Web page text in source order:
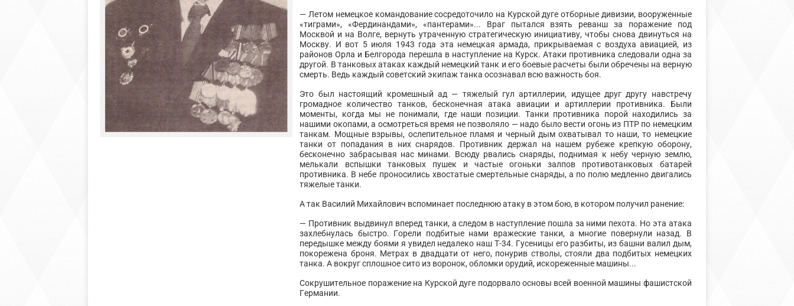
— Летом немецкое командование сосредоточило на Курской дуге отборные дивизии, вооруженные
«тиграми», «Фердинандами», «пантерами»... Враг пытался взять реванш за поражение под
Москвой и на Волге, вернуть утраченную стратегическую инициативу, чтобы снова двинуться на
Москву. И вот 5 июля 1943 года эта немецкая армада, прикрываемая с воздуха авиацией, из
районов Орла и Белгорода перешла в наступление на Курск. Атаки противника следовали одна за
другой. В танковых атаках каждый немецкий танк и его боевые расчеты были обречены на верную
смерть. Ведь каждый советский экипаж танка осознавал всю важность боя.
Это был настоящий кромешный ад — тяжелый гул артиллерии, идущее друг другу навстречу
громадное количество танков, бесконечная атака авиации и артиллерии противника. Были
моменты, когда мы не понимали, где наши позиции. Танки противника порой находились за
нашими окопами, а осмотреться время не позволяло — надо было вести огонь из ПТР по немецким
танкам. Мощные взрывы, ослепительное пламя и черный дым охватывал то наши, то немецкие
танки от попадания в них снарядов. Противник держал на нашем рубеже крепкую оборону,
бесконечно забрасывая нас минами. Всюду рвались снаряды, поднимая к небу черную землю,
мелькали вспышки танковых пушек и частые огоньки залпов противотанковых батарей
противника. В небе проносились хвостатые смертельные снаряды, а по полю медленно двигались
тяжелые танки.
А так Василий Михайлович вспоминает последнюю атаку в этом бою, в котором получил ранение:
— Противник выдвинул вперед танки, а следом в наступление пошла за ними пехота. Но эта атака
захлебнулась быстро. Горели подбитые нами вражеские танки, а многие повернули назад. В
передышке между боями я увидел недалеко наш Т-34. Гусеницы его разбиты, из башни валил дым,
покорежена броня. Метрах в двадцати от него, понурив стволы, стояли два подбитых немецких
танка. А вокруг сплошное сито из воронок, обломки орудий, искореженные машины...
Сокрушительное поражение на Курской дуге подорвало основы всей военной машины фашистской
Германии.